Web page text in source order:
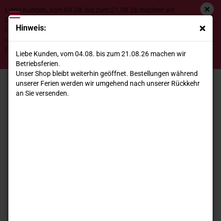
Hinweis:
Liebe Kunden, vom 04.08. bis zum 21.08.26 machen wir
Betriebsferien.
Unser Shop bleibt weiterhin geöffnet. Bestellungen während
unserer Ferien werden wir umgehend nach unserer Rückkehr
an Sie versenden.
Liebe Kunden, vom 04.08. bis zum 21.08.26 machen wir
Betriebsferien.
Unser Shop bleibt weiterhin geöffnet. Bestellungen während
unserer Ferien werden wir umgehend nach unserer
Rückkehr an Sie versenden.
Bio Malvasia Nera Malia 2022 Guarini